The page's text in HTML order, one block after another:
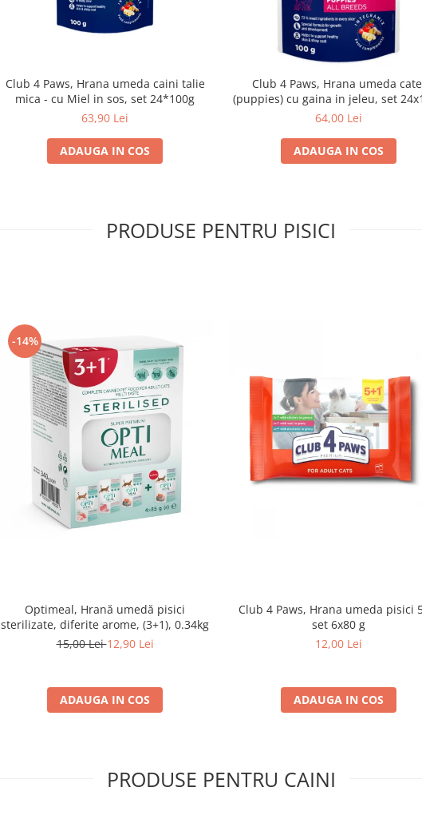
Club 4 Paws, Hrana umeda caini talie
mica - cu Miel in sos, set 24*100g
63,90 Lei
ADAUGA IN COS
Club 4 Paws, Hrana umeda
(puppies) cu gaina in jeleu, set
64,00 Lei
ADAUGA IN COS
PRODUSE PENTRU PISICI
-14%
Optimeal, Hrană umedă pisici
sterilizate, diferite arome, (3+1), 0.34kg
15,00 Lei12,90 Lei
ADAUGA IN COS
Club 4 Paws, Hrana umeda pisici
set 6x80 g
12,00 Lei
ADAUGA IN COS
PRODUSE PENTRU CAINI